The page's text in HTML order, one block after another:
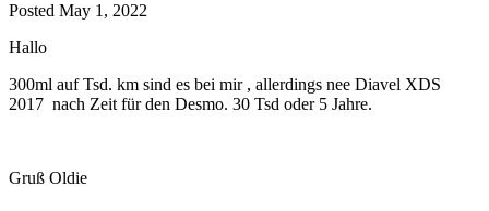
Posted May 1, 2022
Hallo
300ml auf Tsd. km sind es bei mir , allerdings nee Diavel XDS
2017 nach Zeit für den Desmo. 30 Tsd oder 5 Jahre.
Gruß Oldie